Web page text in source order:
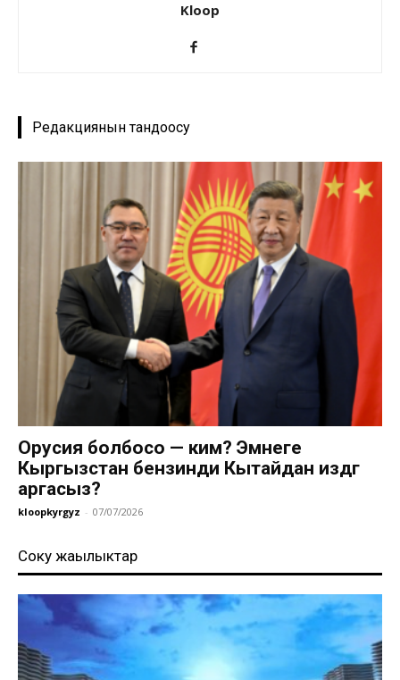
Kloop
Редакциянын тандоосу
Орусия болбосо — ким? Эмнеге
Кыргызстан бензинди Кытайдан издөөгө
аргасыз?
kloopkyrgyz - 07/07/2026
Соңку жаңылыктар